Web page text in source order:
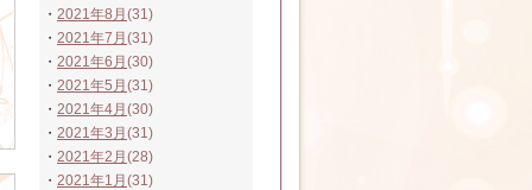
・ 2021年8月(31)
・ 2021年7月(31)
・ 2021年6月(30)
・ 2021年5月(31)
・ 2021年4月(30)
・ 2021年3月(31)
・ 2021年2月(28)
・ 2021年1月(31)